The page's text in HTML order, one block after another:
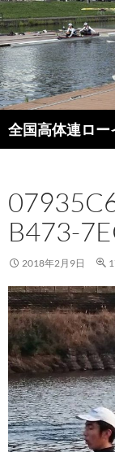
全国高体連ロ
検
索
ン
ツ
へ
ス
キ
プ
B473-
2018年2月9日